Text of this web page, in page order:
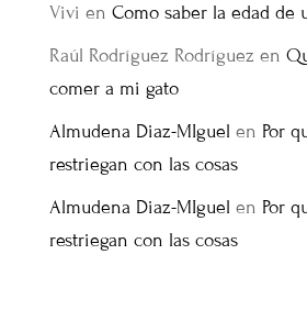
Vivi en Como saber la edad de
Raúl Rodríguez Rodríguez en
comer a mi gato
Almudena Diaz-MIguel en Por
restriegan con las cosas
Almudena Diaz-MIguel en Por
restriegan con las cosas